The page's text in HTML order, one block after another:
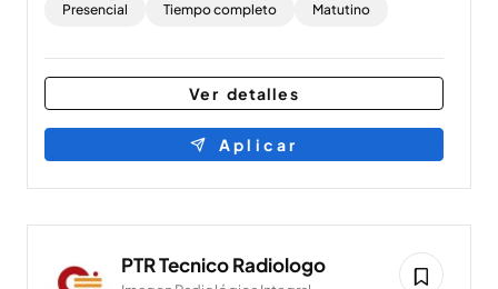
Presencial Tiempo completo Matutino
Ver detalles
Aplicar
PTR Tecnico Radiologo